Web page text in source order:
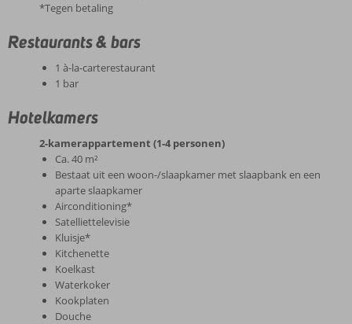
*Tegen betaling
Restaurants & bars
1 à-la-carterestaurant
1 bar
Hotelkamers
2-kamerappartement (1-4 personen)
Ca. 40 m²
Bestaat uit een woon-/slaapkamer met slaapbank en een
aparte slaapkamer
Airconditioning*
Satelliettelevisie
Kluisje*
Kitchenette
Koelkast
Waterkoker
Kookplaten
Douche